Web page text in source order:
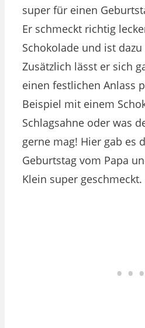
super für einen
Er schmeckt richtig
Schokolade und ist
Zusätzlich lässt er sich
einen festlichen Anlass
Beispiel mit einem
Schlagsahne oder was
gerne mag! Hier gab es
Geburtstag vom Papa
Klein super geschmeckt.